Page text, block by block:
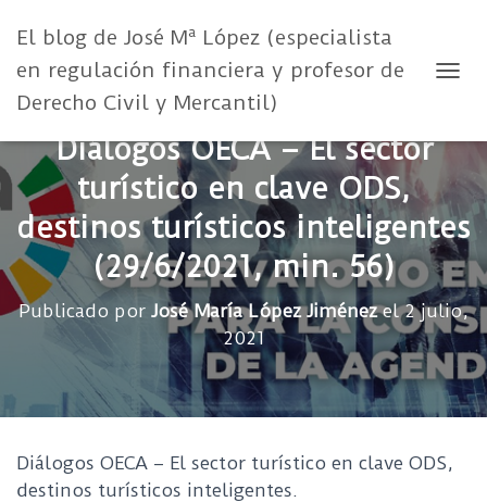
El blog de José Mª López (especialista
en regulación financiera y profesor de
Derecho Civil y Mercantil)
Diálogos OECA – El sector
turístico en clave ODS,
destinos turísticos inteligentes
(29/6/2021, min. 56)
Publicado por José María López Jiménezel2 julio,
2021
Diálogos OECA – El sector turístico en clave ODS,
destinos turísticos inteligentes.